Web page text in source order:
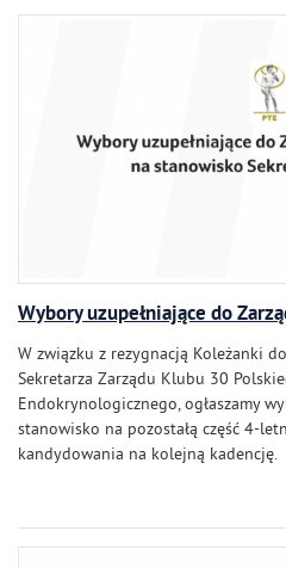
Wybory uzupełniające do
W związku z rezygnacją Koleżanki
Sekretarza Zarządu Klubu 30
Endokrynologicznego, ogłaszamy
stanowisko na pozostałą część 4-
kandydowania na kolejną kadencję.